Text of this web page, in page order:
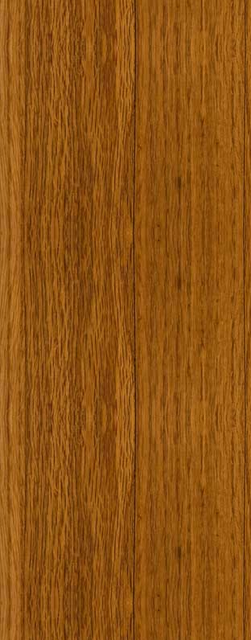
Наши туристически обекти Някой ден…
Фото галерия